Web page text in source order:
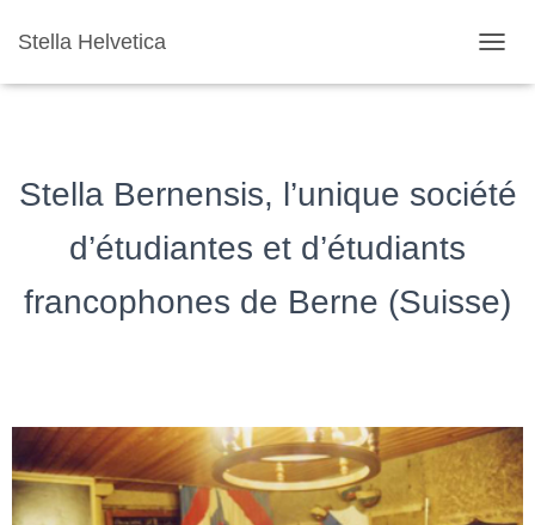
Stella Helvetica
O
N
G
A
Stella Bernensis, l’unique société
d’étudiantes et d’étudiants
francophones de Berne (Suisse)